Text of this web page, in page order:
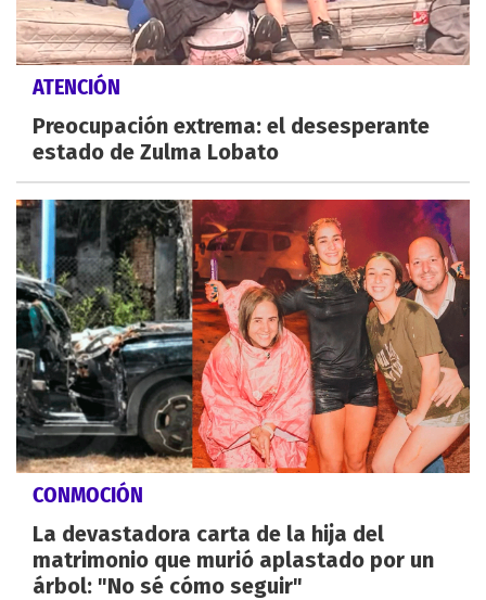
ATENCIÓN
Preocupación extrema: el desesperante
estado de Zulma Lobato
CONMOCIÓN
La devastadora carta de la hija del
matrimonio que murió aplastado por un
árbol: "No sé cómo seguir"